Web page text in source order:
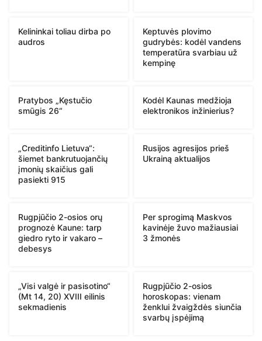
Kelininkai toliau dirba po
audros
Keptuvės plovimo
gudrybės: kodėl vandens
temperatūra svarbiau už
kempinę
Pratybos „Kęstučio
smūgis 26“
Kodėl Kaunas medžioja
elektronikos inžinierius?
„Creditinfo Lietuva“:
šiemet bankrutuojančių
įmonių skaičius gali
pasiekti 915
Rusijos agresijos prieš
Ukrainą aktualijos
Rugpjūčio 2-osios orų
prognozė Kaune: tarp
giedro ryto ir vakaro –
debesys
Per sprogimą Maskvos
kavinėje žuvo mažiausiai
3 žmonės
„Visi valgė ir pasisotino“
(Mt 14, 20) XVIII eilinis
sekmadienis
Rugpjūčio 2-osios
horoskopas: vienam
ženklui žvaigždės siunčia
svarbų įspėjimą